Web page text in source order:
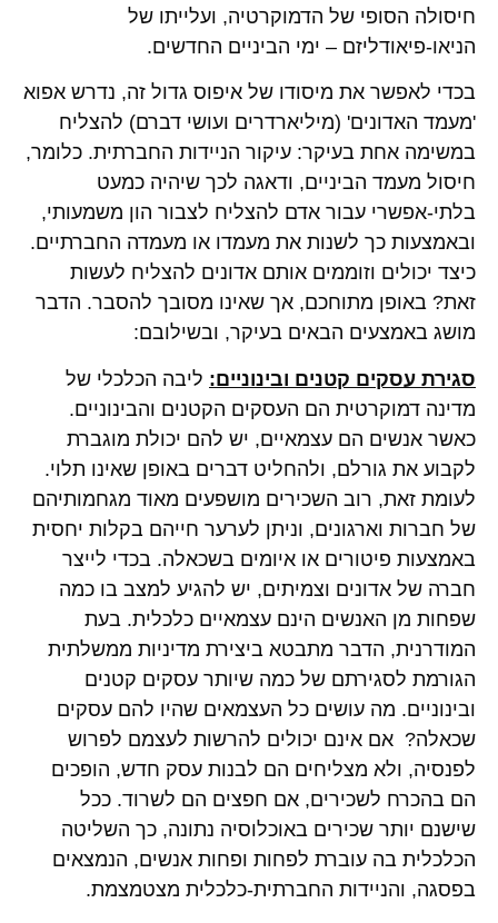
חיסולה הסופי של הדמוקרטיה, ועלייתו של
הניאו-פיאודליזם – ימי הביניים החדשים.
בכדי לאפשר את מיסודו של איפוס גדול זה, נדרש אפוא
'מעמד האדונים' (מיליארדרים ועושי דברם) להצליח
במשימה אחת בעיקר: עיקור הניידות החברתית. כלומר,
חיסול מעמד הביניים, ודאגה לכך שיהיה כמעט
בלתי-אפשרי עבור אדם להצליח לצבור הון משמעותי,
ובאמצעות כך לשנות את מעמדו או מעמדה החברתיים.
כיצד יכולים וזוממים אותם אדונים להצליח לעשות
זאת? באופן מתוחכם, אך שאינו מסובך להסבר. הדבר
מושג באמצעים הבאים בעיקר, ובשילובם:
סגירת עסקים קטנים ובינוניים: ליבה הכלכלי של
מדינה דמוקרטית הם העסקים הקטנים והבינוניים.
כאשר אנשים הם עצמאיים, יש להם יכולת מוגברת
לקבוע את גורלם, ולהחליט דברים באופן שאינו תלוי.
לעומת זאת, רוב השכירים מושפעים מאוד מגחמותיהם
של חברות וארגונים, וניתן לערער חייהם בקלות יחסית
באמצעות פיטורים או איומים בשכאלה. בכדי לייצר
חברה של אדונים וצמיתים, יש להגיע למצב בו כמה
שפחות מן האנשים הינם עצמאיים כלכלית. בעת
המודרנית, הדבר מתבטא ביצירת מדיניות ממשלתית
הגורמת לסגירתם של כמה שיותר עסקים קטנים
ובינוניים. מה עושים כל העצמאים שהיו להם עסקים
שכאלה? אם אינם יכולים להרשות לעצמם לפרוש
לפנסיה, ולא מצליחים הם לבנות עסק חדש, הופכים
הם בהכרח לשכירים, אם חפצים הם לשרוד. ככל
שישנם יותר שכירים באוכלוסיה נתונה, כך השליטה
הכלכלית בה עוברת לפחות ופחות אנשים, הנמצאים
בפסגה, והניידות החברתית-כלכלית מצטמצמת.